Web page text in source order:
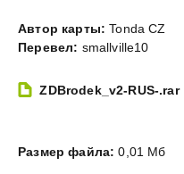
Автор карты: Tonda CZ
Перевел: smallville10
ZDBrodek_v2-RUS-.rar
Размер файла: 0,01 Мб